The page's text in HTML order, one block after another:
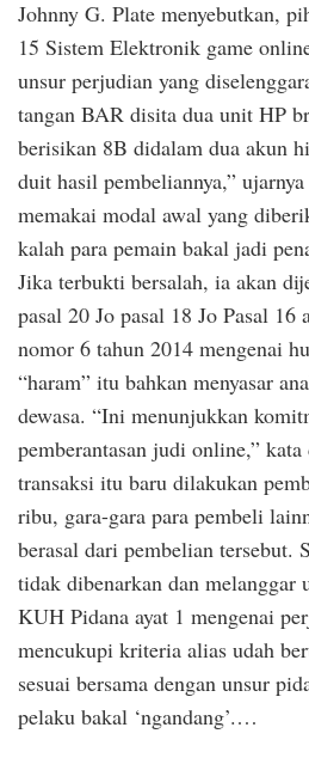
Johnny G. Plate menyebutkan,
15 Sistem Elektronik game
unsur perjudian yang
tangan BAR disita dua unit HP
berisikan 8B didalam dua akun
duit hasil pembeliannya,”
memakai modal awal yang
kalah para pemain bakal jadi
Jika terbukti bersalah, ia akan
pasal 20 Jo pasal 18 Jo Pasal 16
nomor 6 tahun 2014 mengenai
“haram” itu bahkan menyasar
dewasa. “Ini menunjukkan
pemberantasan judi online,”
transaksi itu baru dilakukan
ribu, gara-gara para pembeli
berasal dari pembelian tersebut.
tidak dibenarkan dan melanggar
KUH Pidana ayat 1 mengenai
mencukupi kriteria alias udah
sesuai bersama dengan unsur
pelaku bakal ‘ngandang’.…